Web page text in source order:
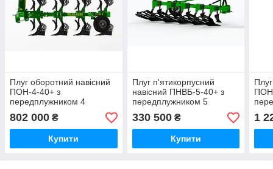
Плуг оборотний навісний
ПОН-4-40+ з
передплужником 4
корпуса Велес-Агро
802 000 ₴
Купити
Плуг п'ятикорпусний
навісний ПНВБ-5-40+ з
передплужником 5
корпусів Велес-Агро
330 500₴
Купити
1